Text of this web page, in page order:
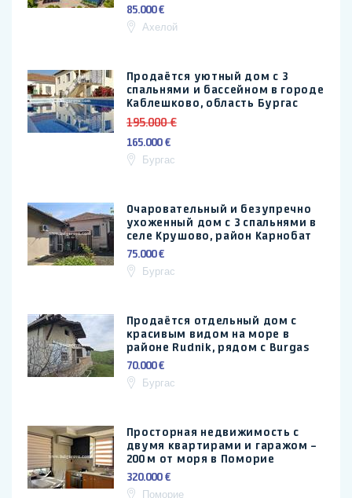
85.000 €
Ахелой
Продаётся уютный дом с 3
спальнями и бассейном в городе
Каблешково, область Бургас
195.000 €
165.000 €
Бургас
Очаровательный и безупречно
ухоженный дом с 3 спальнями в
селе Крушово, район Карнобат
75.000 €
Бургас
Продаётся отдельный дом с
красивым видом на море в
районе Rudnik, рядом с Burgas
70.000 €
Бургас
Просторная недвижимость с
двумя квартирами и гаражом –
200 м от моря в Поморие
320.000 €
Поморие